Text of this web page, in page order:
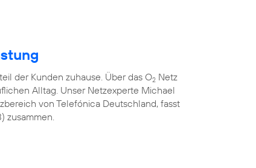
der Kunden zuhause. Über das O2 Netz
Alltag. Unser Netzexperte Michael
von Telefónica Deutschland, fasst
zusammen.